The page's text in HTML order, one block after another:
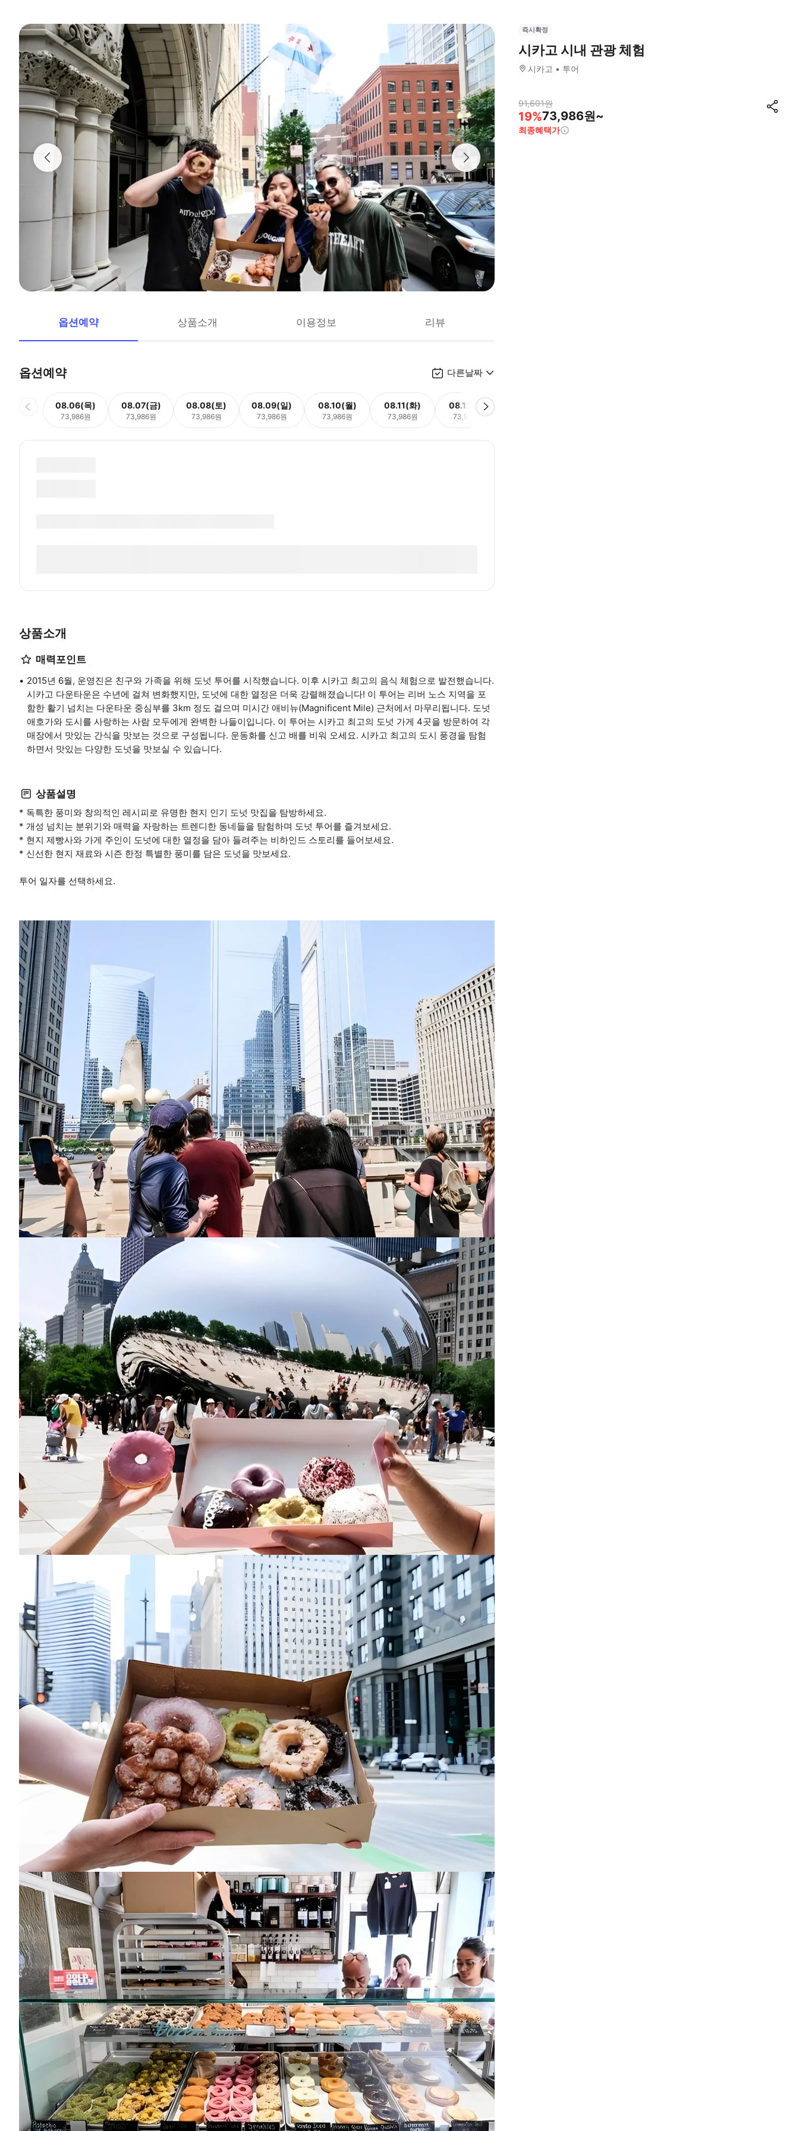
옵션예약 상품소개 이용정보 리뷰
옵션예약 다른날짜
08.06(목)
73,986원
08.07(금)
73,986원
08.08(토)
73,986원
08.09(일)
73,986원
08.10(월)
73,986원
08.11(화)
73,986원
08.12(수)
73,986원
상품소개
매력포인트
2015년 6월, 운영진은 친구와 가족을 위해 도넛 투어를 시작했습니다. 이후 시카고 최고의 음식 체험으로 발전했습니다.
시카고 다운타운은 수년에 걸쳐 변화했지만, 도넛에 대한 열정은 더욱 강렬해졌습니다! 이 투어는 리버 노스 지역을 포
함한 활기 넘치는 다운타운 중심부를 3km 정도 걸으며 미시간 애비뉴(Magnificent Mile) 근처에서 마무리됩니다. 도넛
애호가와 도시를 사랑하는 사람 모두에게 완벽한 나들이입니다. 이 투어는 시카고 최고의 도넛 가게 4곳을 방문하여 각
매장에서 맛있는 간식을 맛보는 것으로 구성됩니다. 운동화를 신고 배를 비워 오세요. 시카고 최고의 도시 풍경을 탐험
하면서 맛있는 다양한 도넛을 맛보실 수 있습니다.
상품설명
* 독특한 풍미와 창의적인 레시피로 유명한 현지 인기 도넛 맛집을 탐방하세요.
* 개성 넘치는 분위기와 매력을 자랑하는 트렌디한 동네들을 탐험하며 도넛 투어를 즐겨보세요.
* 현지 제빵사와 가게 주인이 도넛에 대한 열정을 담아 들려주는 비하인드 스토리를 들어보세요.
* 신선한 현지 재료와 시즌 한정 특별한 풍미를 담은 도넛을 맛보세요.
투어 일자를 선택하세요.
즉시확정
시카고 시내 관광 체험
시카고 투어
91,601원
19%73,986원~
최종혜택가